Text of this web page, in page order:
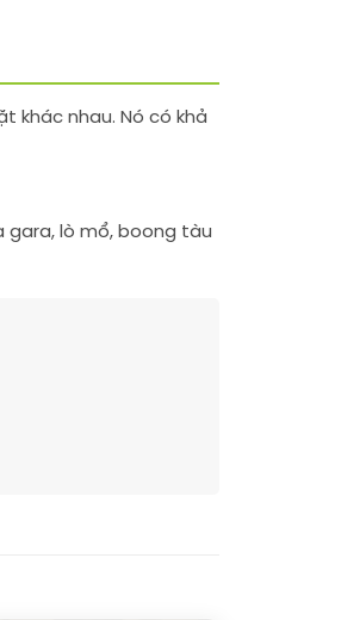
khác nhau. Nó có khả
gara, lò mổ, boong tàu